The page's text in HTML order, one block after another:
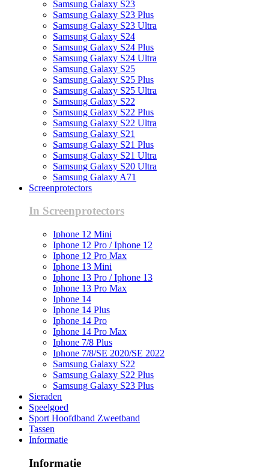
Samsung Galaxy S23
Samsung Galaxy S23 Plus
Samsung Galaxy S23 Ultra
Samsung Galaxy S24
Samsung Galaxy S24 Plus
Samsung Galaxy S24 Ultra
Samsung Galaxy S25
Samsung Galaxy S25 Plus
Samsung Galaxy S25 Ultra
Samsung Galaxy S22
Samsung Galaxy S22 Plus
Samsung Galaxy S22 Ultra
Samsung Galaxy S21
Samsung Galaxy S21 Plus
Samsung Galaxy S21 Ultra
Samsung Galaxy S20 Ultra
Samsung Galaxy A71
Screenprotectors
In Screenprotectors
Iphone 12 Mini
Iphone 12 Pro / Iphone 12
Iphone 12 Pro Max
Iphone 13 Mini
Iphone 13 Pro / Iphone 13
Iphone 13 Pro Max
Iphone 14
Iphone 14 Plus
Iphone 14 Pro
Iphone 14 Pro Max
Iphone 7/8 Plus
Iphone 7/8/SE 2020/SE 2022
Samsung Galaxy S22
Samsung Galaxy S22 Plus
Samsung Galaxy S23 Plus
Sieraden
Speelgoed
Sport Hoofdband Zweetband
Tassen
Informatie
Informatie